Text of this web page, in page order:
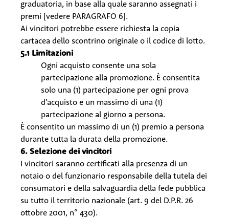
graduatoria, in base alla quale saranno assegnati i
premi [vedere PARAGRAFO 6].
Ai vincitori potrebbe essere richiesta la copia
cartacea dello scontrino originale o il codice di lotto.
5.1 Limitazioni
Ogni acquisto consente una sola
partecipazione alla promozione. È consentita
solo una (1) partecipazione per ogni prova
d’acquisto e un massimo di una (1)
partecipazione al giorno a persona.
È consentito un massimo di un (1) premio a persona
durante tutta la durata della promozione.
6. Selezione dei vincitori
I vincitori saranno certificati alla presenza di un
notaio o del funzionario responsabile della tutela dei
consumatori e della salvaguardia della fede pubblica
su tutto il territorio nazionale (art. 9 del D.P.R. 26
ottobre 2001, n° 430).